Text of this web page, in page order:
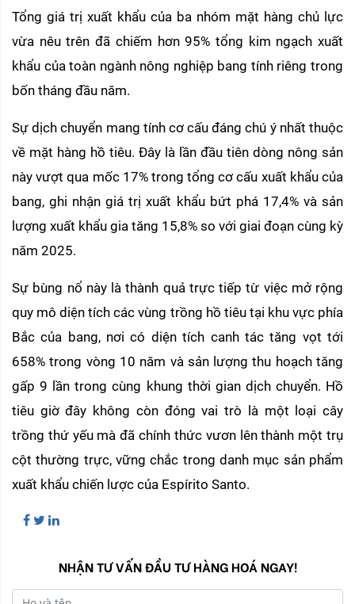
Tổng giá trị xuất khẩu của ba nhóm mặt hàng chủ lực
vừa nêu trên đã chiếm hơn 95% tổng kim ngạch xuất
khẩu của toàn ngành nông nghiệp bang tính riêng trong
bốn tháng đầu năm.
Sự dịch chuyển mang tính cơ cấu đáng chú ý nhất thuộc
về mặt hàng hồ tiêu. Đây là lần đầu tiên dòng nông sản
này vượt qua mốc 17% trong tổng cơ cấu xuất khẩu của
bang, ghi nhận giá trị xuất khẩu bứt phá 17,4% và sản
lượng xuất khẩu gia tăng 15,8% so với giai đoạn cùng kỳ
năm 2025.
Sự bùng nổ này là thành quả trực tiếp từ việc mở rộng
quy mô diện tích các vùng trồng hồ tiêu tại khu vực phía
Bắc của bang, nơi có diện tích canh tác tăng vọt tới
658% trong vòng 10 năm và sản lượng thu hoạch tăng
gấp 9 lần trong cùng khung thời gian dịch chuyển. Hồ
tiêu giờ đây không còn đóng vai trò là một loại cây
trồng thứ yếu mà đã chính thức vươn lên thành một trụ
cột thường trực, vững chắc trong danh mục sản phẩm
xuất khẩu chiến lược của Espírito Santo.
NHẬN TƯ VẤN ĐẦU TƯ HÀNG HOÁ NGAY!